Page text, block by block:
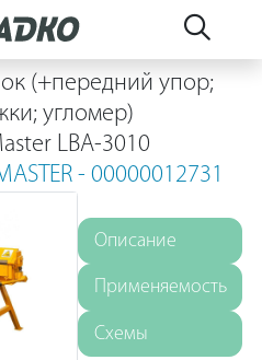
(+передний упор;
угломер)
LBA-3010
- 00000012731
Описание
Применяемость
Схемы